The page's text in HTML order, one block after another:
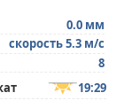
0.0 мм
скорость 5.3 м/с
8
19:29